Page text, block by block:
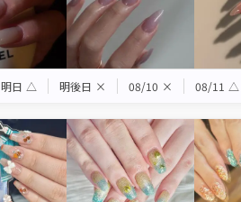
明日 △ 明後日 × 08/10 × 08/11 △